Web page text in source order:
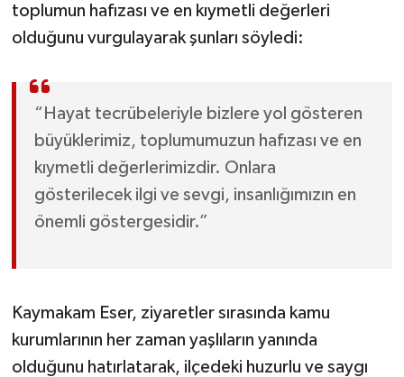
toplumun hafızası ve en kıymetli değerleri
olduğunu vurgulayarak şunları söyledi:
“Hayat tecrübeleriyle bizlere yol gösteren
büyüklerimiz, toplumumuzun hafızası ve en
kıymetli değerlerimizdir. Onlara
gösterilecek ilgi ve sevgi, insanlığımızın en
önemli göstergesidir.”
Kaymakam Eser, ziyaretler sırasında kamu
kurumlarının her zaman yaşlıların yanında
olduğunu hatırlatarak, ilçedeki huzurlu ve saygı